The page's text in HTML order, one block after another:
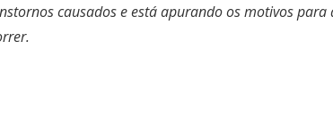
causados e está apurando os motivos para